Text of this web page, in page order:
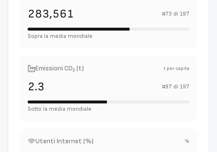
283,561 #73 di 197
Sopra la media mondiale
Emissioni CO₂ (t) t per capita
2.3 #97 di 197
Sotto la media mondiale
Utenti Internet (%) %